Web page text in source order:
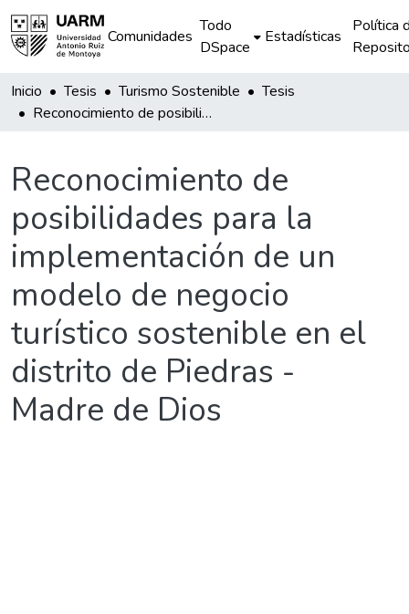
Comunidades
Todo
DSpace
Estadísticas
Política
Inicio Tesis Turismo Sostenible
Tesis
Reconocimiento de posibilidades para la implementación de un modelo de negocio turístico sostenible en el distrito de Piedras - Madre de Dios
Reconocimiento de
posibilidades para la
implementación de un
modelo de negocio
turístico sostenible en el
distrito de Piedras -
Madre de Dios